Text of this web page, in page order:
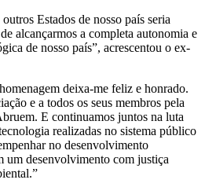
Estados de nosso país seria
alcançarmos a completa autonomia e
de nosso país”, acrescentou o ex-
deixa-me feliz e honrado.
e a todos os seus membros pela
E continuamos juntos na luta
realizadas no sistema público
no desenvolvimento
um desenvolvimento com justiça